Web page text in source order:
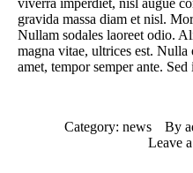
viverra imperdiet, nisl augue
gravida massa diam et nisl.
Nullam sodales laoreet odio.
magna vitae, ultrices est.
amet, tempor semper ante.
Category: news By
Leave